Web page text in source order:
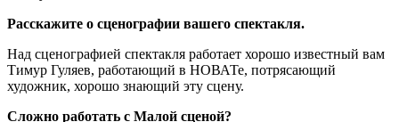
Расскажите о сценографии вашего спектакля.
Над сценографией спектакля работает хорошо известный вам
Тимур Гуляев, работающий в НОВАТе, потрясающий
художник, хорошо знающий эту сцену.
Сложно работать с Малой сценой?